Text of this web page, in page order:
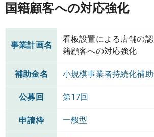
国籍顧客への対応強化
事業計画名
看板設置による店舗の
籍顧客への対応強化
補助金名 小規模事業者持続化補
公募回 第17回
申請枠 一般型